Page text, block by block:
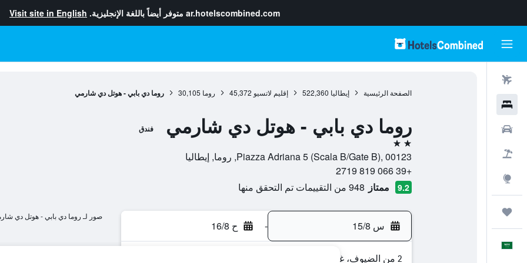
ar.hotelscombined.com متوفر أيضاً باللغة الإنجليزية. Visit site in English
الصفحة الرئيسية إيطاليا 522,360 إقليم لاتسيو 45,372 روما 30,105 روما دي بابي - هوتل دي شارمي
روما دي بابي - هوتل دي شارمي فندق
2 نجمتين
Piazza Adriana 5 (Scala B/Gate B), 00123, روما, إيطاليا
+39 066 819 2719
9.2 ممتاز 948 من التقييمات تم التحقق منها
س 15/8 - ح 16/8
2 من الضيوف، غرفة واحدة
صور لـ روما دي بابي - هوتل دي